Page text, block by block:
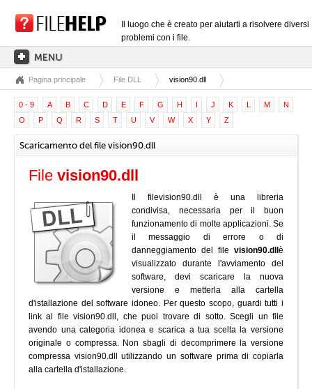
Il luogo che è creato per aiutarti a risolvere diversi
problemi con i file.
PAGINA PRINCIPALE
CATEGORIE DELLE ESTENSIONI
CATEGORIE DEI DRIVER
FILE DLL
CONVERSIONI DI FILE
SOFTWARE
Pagina principale File DLL vision90.dll
0 - 9 A B C D E F G H I J K L M
N
O
P Q R S T U V W X Y Z
Scaricamento del file vision90.dll
File vision90.dll
Il filevision90.dll è una libreria
condivisa, necessaria per il buon
funzionamento di molte applicazioni. Se
il messaggio di errore o di
danneggiamento del file vision90.dll è
visualizzato durante l'avviamento del
software, devi scaricare la nuova
versione e metterla alla cartella
d'istallazione del software idoneo. Per questo scopo, guardi tutti i
link al file vision90.dll, che puoi trovare di sotto. Scegli un file
avendo una categoria idonea e scarica a tua scelta la versione
originale o compressa. Non sbagli di decomprimere la versione
compressa vision90.dll utilizzando un software prima di copiarla
alla cartella d'istallazione.